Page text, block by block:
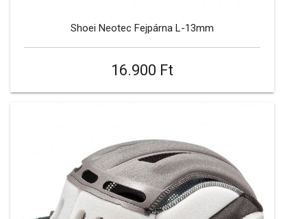
Shoei Neotec Fejpárna L-13mm
16.900 Ft